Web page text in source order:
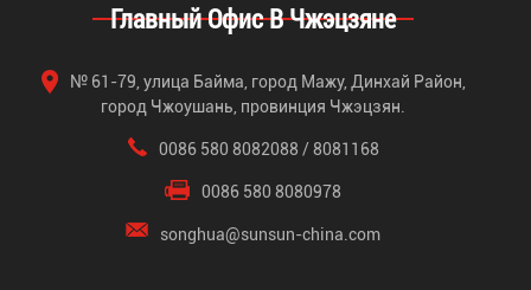
Главный Офис В Чжэцзяне
№ 61-79, улица Байма, город Мажу, Динхай Район,
город Чжоушань, провинция Чжэцзян.
0086 580 8082088 / 8081168
0086 580 8080978
songhua@sunsun-china.com